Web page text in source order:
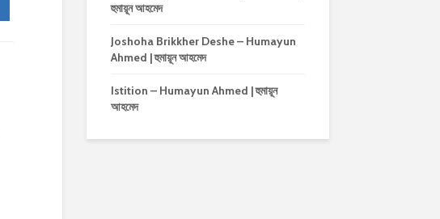
হুমায়ূন আহমেদ
Joshoha Brikkher Deshe – Humayun
Ahmed | হুমায়ূন আহমেদ
Istition – Humayun Ahmed | হুমায়ূন
আহমেদ